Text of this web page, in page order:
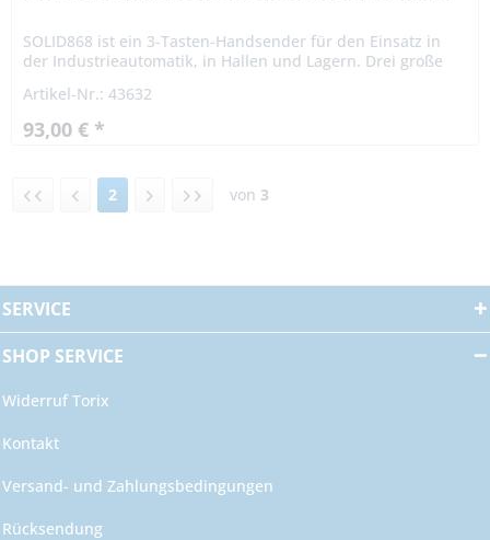
SOLID868 ist ein 3-Tasten-Handsender für den Einsatz in
der Industrieautomatik, in Hallen und Lagern. Drei große
Personen mit...
Artikel-Nr.: 43632
93,00 € *
2 von 3
SERVICE
SHOP SERVICE
Widerruf Torix
Kontakt
Versand- und Zahlungsbedingungen
Rücksendung